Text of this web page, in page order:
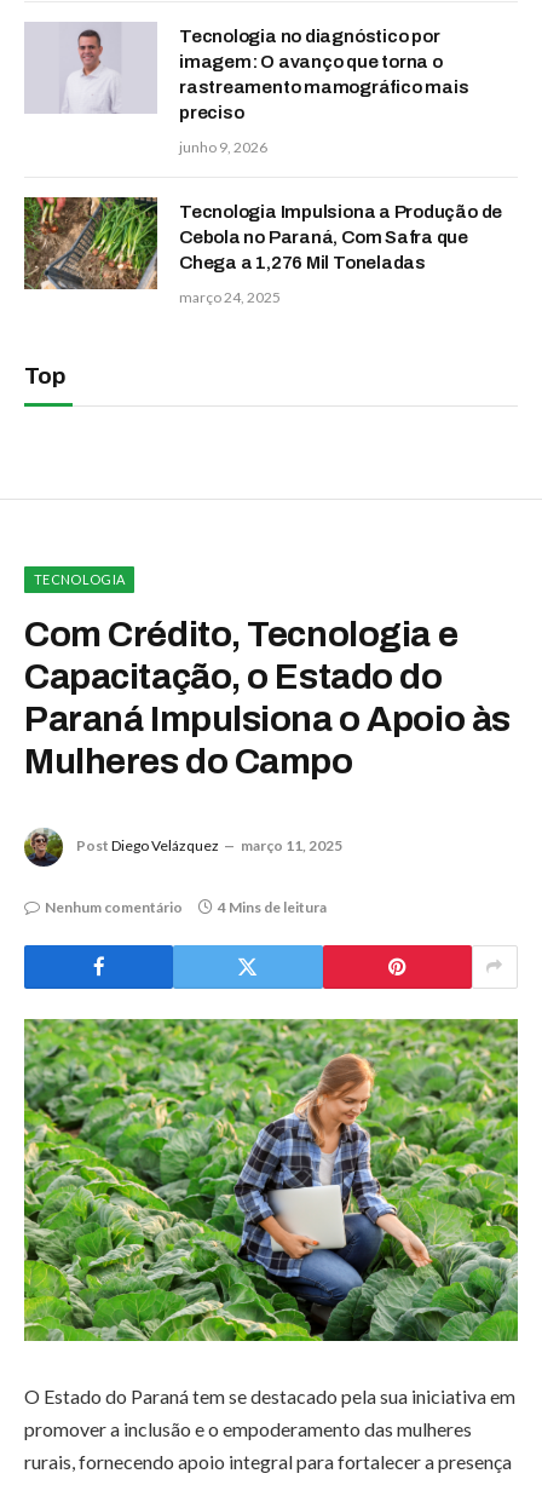
Tecnologia no diagnóstico por
imagem: O avanço que torna o
rastreamento mamográfico mais
preciso
junho 9, 2026
Tecnologia Impulsiona a Produção de
Cebola no Paraná, Com Safra que
Chega a 1,276 Mil Toneladas
março 24, 2025
Top
TECNOLOGIA
Com Crédito, Tecnologia e
Capacitação, o Estado do
Paraná Impulsiona o Apoio às
Mulheres do Campo
Post Diego Velázquez março 11, 2025
Nenhum comentário 4 Mins de leitura
O Estado do Paraná tem se destacado pela sua iniciativa em
promover a inclusão e o empoderamento das mulheres
rurais, fornecendo apoio integral para fortalecer a presença